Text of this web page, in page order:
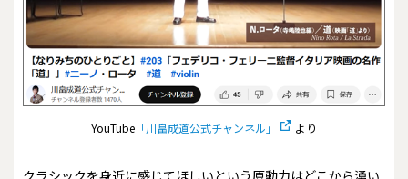
YouTube 「川畠成道公式チャンネル」 より
――クラシックを身近に感じてほしいという原動力はどこから湧い